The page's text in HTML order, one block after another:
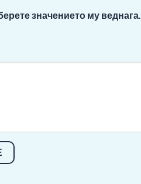
значението му веднага.